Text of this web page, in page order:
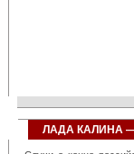
ЛАДА КАЛИНА —